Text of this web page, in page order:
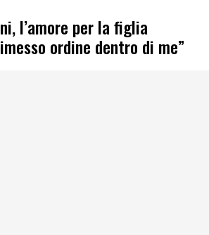
l’amore per la figlia
ordine dentro di me”